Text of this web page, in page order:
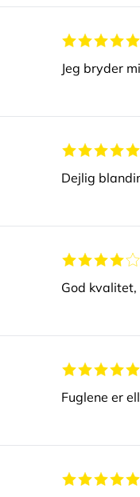
Jeg bryder
Dejlig
God kvalitet,
Fuglene er